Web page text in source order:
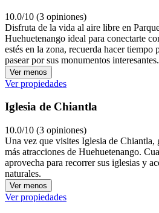
10.0/10 (3 opiniones)
Disfruta de la vida al aire libre en
Huehuetenango ideal para conectarte
estés en la zona, recuerda hacer tiempo
pasear por sus monumentos interesantes.
Ver menos
Ver propiedades
Iglesia de Chiantla
10.0/10 (3 opiniones)
Una vez que visites Iglesia de Chiantla,
más atracciones de Huehuetenango.
aprovecha para recorrer sus iglesias y
naturales.
Ver menos
Ver propiedades